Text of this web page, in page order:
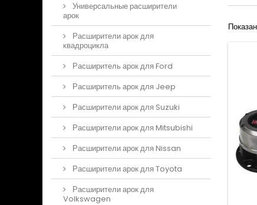
Универсальные расширители
арок
Расширители арок для
квадроцикла
Расширитель арок для Ford
Расширитель арок для Jeep
Расширители арок для Suzuki
Расширители арок для Mitsubishi
Расширители арок для Nissan
Расширители арок для Toyota
Расширители арок для
Volkswagen